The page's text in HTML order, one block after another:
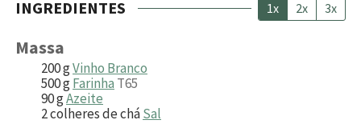
INGREDIENTES 1x 2x 3x
Massa
200gVinho Branco
500gFarinha T65
90gAzeite
2colheres de cháSal